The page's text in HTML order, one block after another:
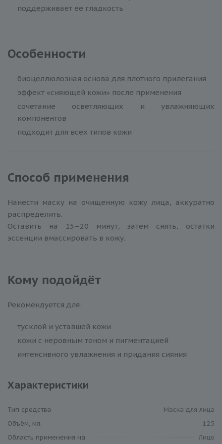
поддерживает её гладкость
Особенности
биоцеллюлозная основа для плотного прилегания
эффект «сияющей кожи» после применения
сочетание осветляющих и увлажняющих
компонентов
подходит для всех типов кожи
Способ применения
Нанести маску на очищенную кожу лица, аккуратно
распределить.
Оставить на 15–20 минут, затем снять, остатки
эссенции вмассировать в кожу.
Кому подойдёт
Рекомендуется для:
тусклой и уставшей кожи
кожи с неровным тоном и пигментацией
интенсивного увлажнения и придания сияния
Характеристики
Тип средства
Маска для лица
Объём, мл.
125
Область применения на
Лицо